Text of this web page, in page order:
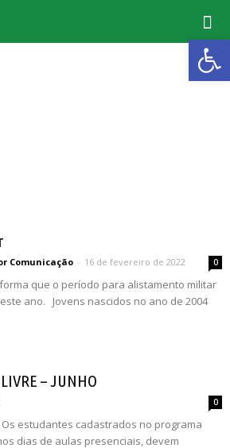
Comunicação - 16 de fevereiro de 2022 0
que o período para alistamento militar
ano. Jovens nascidos no ano de 2004
– JUNHO
0
Os estudantes cadastrados no programa
dias de aulas presenciais, devem
Abrir